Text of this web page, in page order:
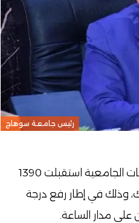
رئيس جامعة سوهاج
أعلن الدكتور حسان النعماني رئيس جامعة سوهاج، أن المستشفيات الجامعية استقبلت 1390
المبارك، وذلك في إطار رفع درجة
على مدار الساعة.